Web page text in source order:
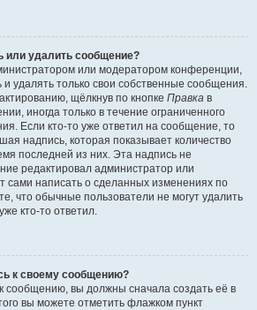
или удалить сообщение?
или модератором конференции,
удалять только свои собственные сообщения.
щёлкнув по кнопке Правка в
иногда только в течение ограниченного
Если кто-то уже ответил на сообщение, то
надпись, которая показывает количество
последней из них. Эта надпись не
редактировал администратор или
сами написать о сделанных изменениях по
что обычные пользователи не могут удалить
кто-то ответил.
к своему сообщению?
сообщению, вы должны сначала создать её в
вы можете отметить флажком пункт